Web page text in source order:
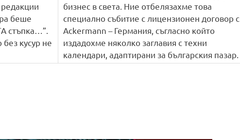
беше
стъпка…”.
кусур не
бизнес в света. Ние отбелязахме това
специално събитие с лицензионен договор с
Ackermann – Германия, съгласно който
издадохме няколко заглавия с техни
календари, адаптирани за българския пазар.